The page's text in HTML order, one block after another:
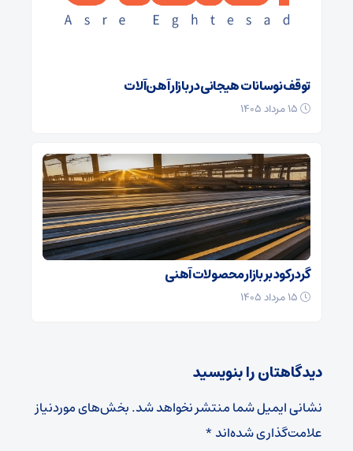
توقف نوسانات هیجانی در بازار آهن‌آلات
گرد رکود بر بازار محصولات آهنی
دیدگاهتان را بنویسید
نشانی ایمیل شما منتشر نخواهد شد.بخش‌های موردنیاز
علامت‌گذاری شده‌اند*